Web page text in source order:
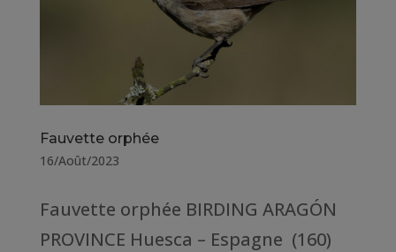
Fauvette orphée
16/Août/2023
Fauvette orphée BIRDING ARAGÓN
PROVINCE Huesca – Espagne (160)